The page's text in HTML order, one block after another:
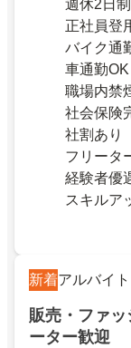
週休2日制
正社員登
バイク通
車通勤OK
職場内禁
社会保険
社割あり
フリータ
経験者優
スキルア
新着アルバイ
販売・ファ
ーター歓迎